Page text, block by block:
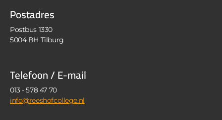
Postadres
Postbus 1330
5004 BH Tilburg
Telefoon / E-mail
013 - 578 47 70
info@reeshofcollege.nl